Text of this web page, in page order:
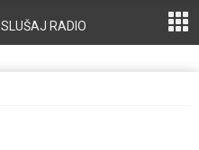
SLUŠAJ RADIO